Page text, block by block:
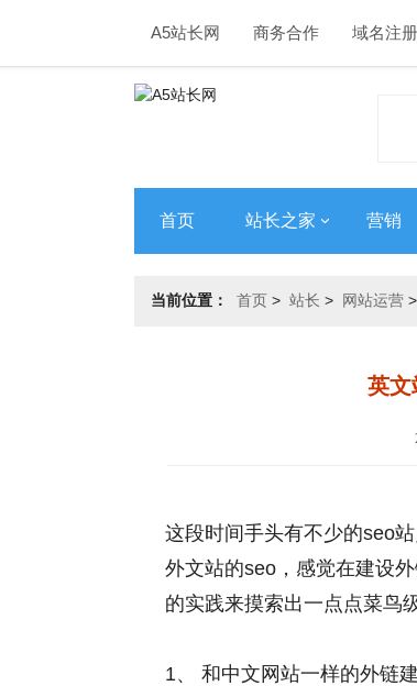
A5站长网 商务合作 域名注册
首页 站长之家 营销
当前位置： 首页 > 站长 > 网站运营
英文
这段时间手头有不少的seo
外文站的seo，感觉在建设
的实践来摸索出一点点菜鸟
1、 和中文网站一样的外链